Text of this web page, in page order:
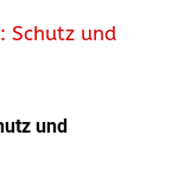
und